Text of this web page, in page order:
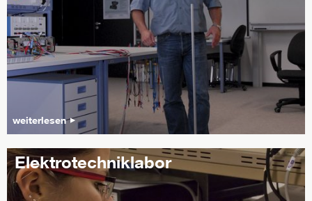
weiterlesen
Elektrotechniklabor